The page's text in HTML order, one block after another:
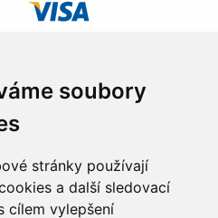
soubory
stránky používají
a další sledovací
cílem vylepšení
SOCIÁLNÍ SÍTĚ: